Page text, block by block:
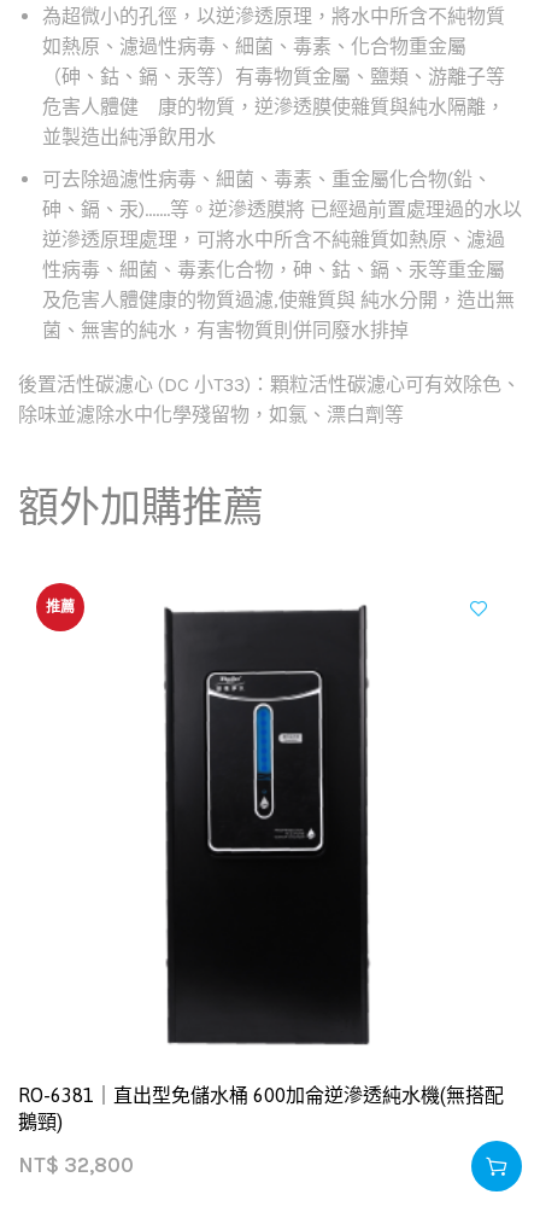
為超微小的孔徑，以逆滲透原理，將水中所含不純物質
如熱原、濾過性病毒、細菌、毒素、化合物重金屬
（砷、鈷、鎘、汞等）有毒物質金屬、鹽類、游離子等
危害人體健 康的物質，逆滲透膜使雜質與純水隔離，
並製造出純淨飲用水
可去除過濾性病毒、細菌、毒素、重金屬化合物(鉛、
砷、鎘、汞)…….等。逆滲透膜將 已經過前置處理過的水以
逆滲透原理處理，可將水中所含不純雜質如熱原、濾過
性病毒、細菌、毒素化合物，砷、鈷、鎘、汞等重金屬
及危害人體健康的物質過濾,使雜質與 純水分開，造出無
菌、無害的純水，有害物質則併同廢水排掉
後置活性碳濾心 (DC 小T33)：顆粒活性碳濾心可有效除色、
除味並濾除水中化學殘留物，如氯、漂白劑等
額外加購推薦
推薦
RO-6381｜直出型免儲水桶 600加侖逆滲透純水機(無搭配
鵝頸)
NT$ 32,800